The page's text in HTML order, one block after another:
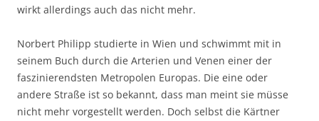
wirkt allerdings auch das nicht mehr.
Norbert Philipp studierte in Wien und schwimmt mit in
seinem Buch durch die Arterien und Venen einer der
faszinierendsten Metropolen Europas. Die eine oder
andere Straße ist so bekannt, dass man meint sie müsse
nicht mehr vorgestellt werden. Doch selbst die Kärtner